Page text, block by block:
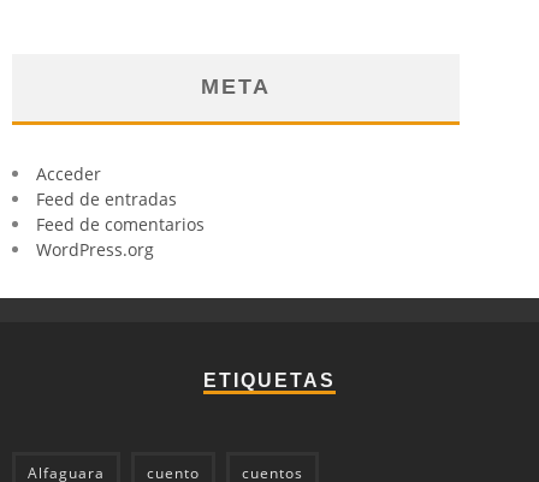
META
Acceder
Feed de entradas
Feed de comentarios
WordPress.org
ETIQUETAS
Alfaguara cuento cuentos